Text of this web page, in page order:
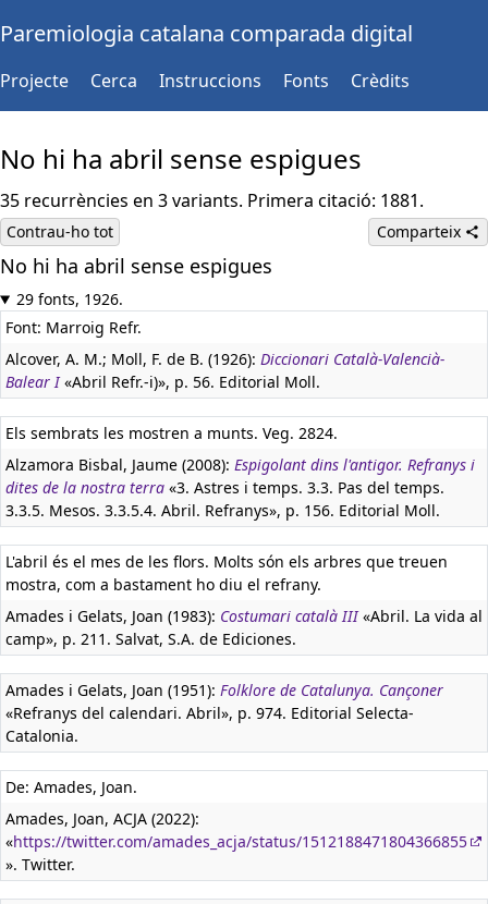
Paremiologia catalana comparada digital
Projecte Cerca Instruccions Fonts Crèdits
No hi ha abril sense espigues
35 recurrències en 3 variants. Primera citació: 1881.
Contrau-ho tot Comparteix
No hi ha abril sense espigues
29 fonts, 1926.
Font: Marroig Refr.
Alcover, A. M.; Moll, F. de B. (1926): Diccionari Català-Valencià-
Balear I«Abril Refr.-i)», p. 56. Editorial Moll.
Els sembrats les mostren a munts. Veg. 2824.
Alzamora Bisbal, Jaume (2008): Espigolant dins l'antigor. Refranys i
dites de la nostra terra «3. Astres i temps. 3.3. Pas del temps.
3.3.5. Mesos. 3.3.5.4. Abril. Refranys», p. 156. Editorial Moll.
L'abril és el mes de les flors. Molts són els arbres que treuen
mostra, com a bastament ho diu el refrany.
Amades i Gelats, Joan (1983): Costumari català III«Abril. La vida al
camp», p. 211. Salvat, S.A. de Ediciones.
Amades i Gelats, Joan (1951): Folklore de Catalunya. Cançoner
«Refranys del calendari. Abril», p. 974. Editorial Selecta-
Catalonia.
De: Amades, Joan.
Amades, Joan, ACJA (2022):
«https://twitter.com/amades_acja/status/1512188471804366855
». Twitter.